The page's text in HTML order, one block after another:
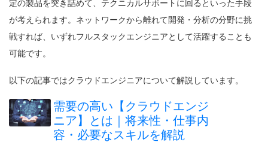
定の製品を突き詰めて、テクニカルサポートに回るといった手段
が考えられます。ネットワークから離れて開発・分析の分野に挑
戦すれば、いずれフルスタックエンジニアとして活躍することも
可能です。
以下の記事ではクラウドエンジニアについて解説しています。
需要の高い【クラウドエンジ
ニア】とは｜将来性・仕事内
容・必要なスキルを解説